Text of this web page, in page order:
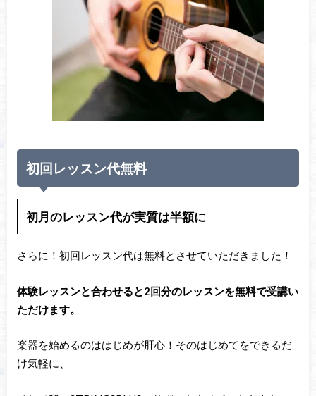
初回レッスン代無料
初月のレッスン代が実質は半額に
さらに！初回レッスン代は無料とさせていただきました！
体験レッスンと合わせると2回分のレッスンを無料で受講い
ただけます。
楽器を始めるのははじめが肝心！そのはじめてをできるだ
け気軽に、